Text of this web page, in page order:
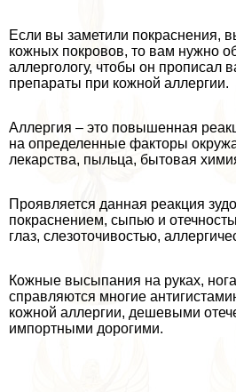
Если вы заметили покраснения,
кожных покровов, то вам нужно
аллергологу, чтобы он прописал
препараты при кожной аллергии.
Аллергия – это повышенная
на определенные факторы
лекарства, пыльца, бытовая
Проявляется данная реакция
покраснением, сыпью и
глаз, слезоточивостью,
Кожные высыпания на руках,
справляются многие
кожной аллергии, дешевыми
импортными дорогими.